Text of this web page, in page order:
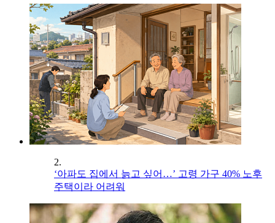
2.
‘아파도 집에서 늙고 싶어…’ 고령 가구 40% 노후
주택이라 어려워